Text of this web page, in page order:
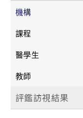
機構
課程
醫學生
教師
評鑑訪視結果